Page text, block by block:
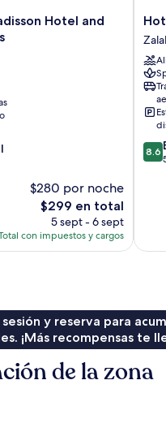
Hotel and
$280 por noche
El
precio
actual
es
$299 en total
5 sept - 6 sept
con impuestos y cargos
Karos
Spa
8.6
de
8.6
sesión y reserva para
¡Más recompensas te
de la zona